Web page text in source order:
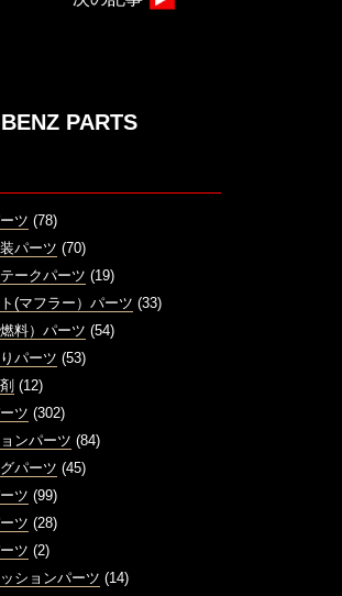
PARTS
ツ (78)
パーツ (70)
ークパーツ (19)
(マフラー）パーツ (33)
料）パーツ (54)
パーツ (53)
(12)
ツ (302)
ンパーツ (84)
パーツ (45)
ツ (99)
ツ (28)
ツ (2)
ションパーツ (14)